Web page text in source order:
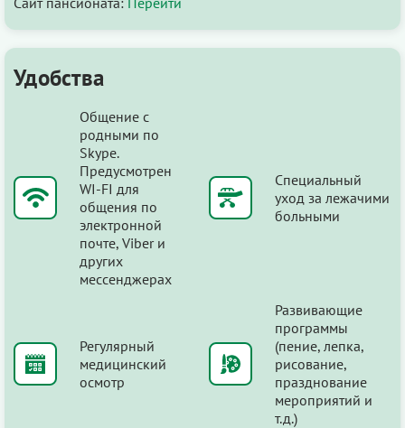
Удобства
Общение с
родными по
Skype.
Предусмотрен
WI-FI для
общения по
электронной
почте, Viber и
других
мессенджерах
Специальный
уход за лежачими
больными
Регулярный
медицинский
осмотр
Развивающие
программы
(пение, лепка,
рисование,
празднование
мероприятий и
т.д.)